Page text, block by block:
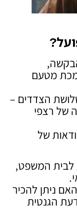
?
מטעם
הצדדים –
של רצפי
של
לבית המשפט,
ניתן להכיר
הגנטית